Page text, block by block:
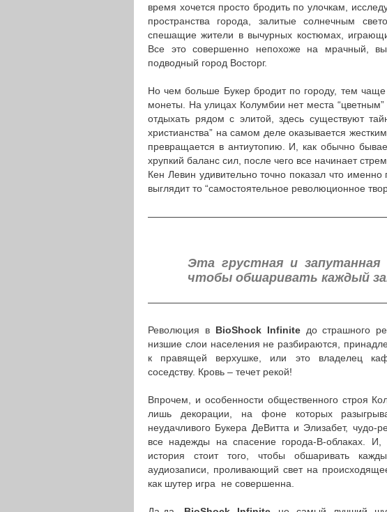
время хочется просто бродить по улочкам,
пространства города, залитые солнечным
спешащие жители в вычурных костюмах,
Все это совершенно непохоже на мрачный,
подводный город Восторг.
Но чем больше Букер бродит по городу, тем чаще
монеты. На улицах Колумбии нет места
отдыхать рядом с элитой, здесь существуют
христианства” на самом деле оказывается
превращается в антиутопию. И, как обычно
хрупкий баланс сил, после чего все начинает
Кен Левин удивительно точно показал что именно
выглядит то “самостоятельное революционное
Эта грустная и
чтобы обшаривать каждый
Революция в BioShock Infiniteдо страшного
низшие слои населения не разбираются,
к правящей верхушке, или это владелец
соседству. Кровь – течет рекой!
Впрочем, и особенности общественного строя
лишь декорации, на фоне которых
неудачливого Букера ДеВитта и Элизабет, чудо-
все надежды на спасение города-В-облаках. И,
история стоит того, чтобы обшаривать
аудиозаписи, проливающий свет на
как шутер игра не совершенна.